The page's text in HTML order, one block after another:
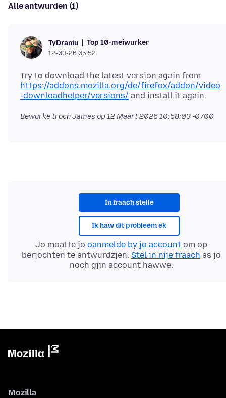
Alle antwurden (1)
TyDraniu Top 10-meiwurker
12-03-26 05:52
Try to download the latest version again from
https://addons.mozilla.org/de/firefox/addon/video
-downloadhelper/versions/
Bewurke troch James op 12 Maart 2026 10:58:03 -0700
In fraach stelle
Ik haw dit probleem ek
Jo moatte jo oanmelde by jo accountom op
berjochten te antwurdzjen. Stel in nije fraach as jo
noch gjin account hawwe.
Mozilla